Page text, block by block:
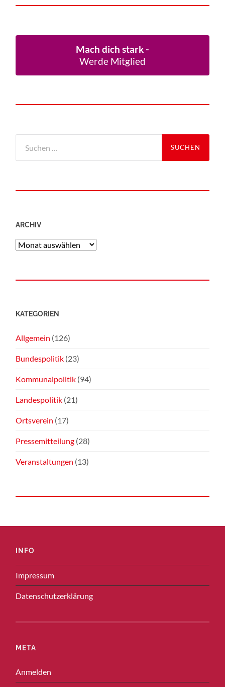
Mach dich stark -
Werde Mitglied
ARCHIV
KATEGORIEN
Allgemein (126)
Bundespolitik (23)
Kommunalpolitik (94)
Landespolitik (21)
Ortsverein (17)
Pressemitteilung (28)
Veranstaltungen (13)
INFO
Impressum
Datenschutzerklärung
META
Anmelden